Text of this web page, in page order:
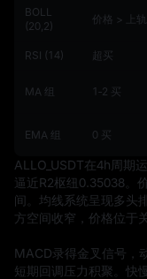
BOLL
(20,2)
价格 > 上轨
RSI (14) 超买
MA 组 1‑2 买
EMA 组 0 买
ALLO_USDT在4h周期
逼近R2枢纽0.35038。
间。均线系统呈现多头
方空间收窄，价格位于
MACD录得金叉信号，
短期回调压力积聚。快